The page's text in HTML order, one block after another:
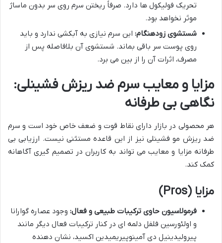
تحریک فولیکول ها دارد. صرفاً ریختن سرم روی سر بدون ماساژ
موثر نخواهد بود.
شستشوی زودهنگام: این سرم نیازی به آبکشی ندارد و باید
روی پوست سر باقی بماند. شستشوی آن بلافاصله پس از
مصرف، اثرات آن را از بین می برد.
مزایا و معایب سرم ضد ریزش فشینلی:
نگاهی بی طرفانه
هر محصولی در بازار دارای نقاط قوت و ضعف خاص خود است و سرم
ضد ریزش مو فشینلی نیز از این قاعده مستثنی نیست. ارزیابی بی
طرفانه مزایا و معایب می تواند به کاربران در تصمیم گیری آگاهانه
کمک کند.
مزایا (Pros)
فرمولاسیون حاوی ترکیبات طبیعی و فعال: وجود عصاره گوارانا
و اولئورسین فلفل دلمه ای در کنار ترکیبات فعال دیگر مانند
پیرولیدینیل دی آمینوپیریمیدین اکسید، نشان دهنده